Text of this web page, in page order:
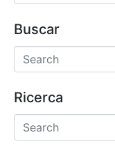
Buscar
Ricerca